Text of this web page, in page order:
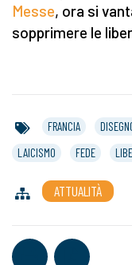
Messe, ora si
sopprimere le
FRANCIA
LAICISMO
FEDE
ATTUALITÀ